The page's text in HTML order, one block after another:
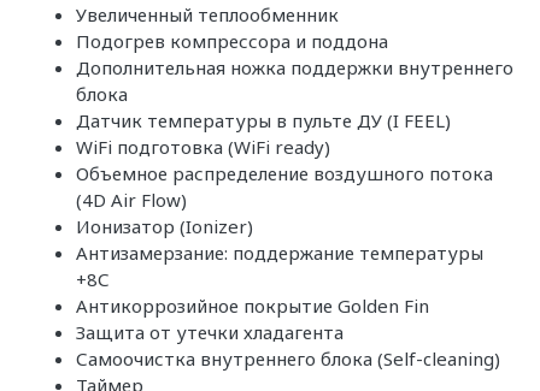
Увеличенный теплообменник
Подогрев компрессора и поддона
Дополнительная ножка поддержки внутреннего
блока
Датчик температуры в пульте ДУ (I FEEL)
WiFi подготовка (WiFi ready)
Объемное распределение воздушного потока
(4D Air Flow)
Ионизатор (Ionizer)
Антизамерзание: поддержание температуры
+8С
Антикоррозийное покрытие Golden Fin
Защита от утечки хладагента
Самоочистка внутреннего блока (Self-cleaning)
Таймер